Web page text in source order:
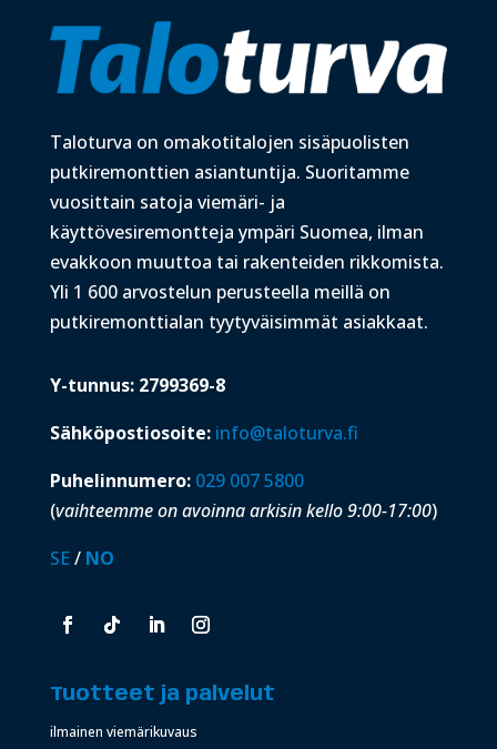
Taloturva on omakotitalojen sisäpuolisten
putkiremonttien asiantuntija. Suoritamme
vuosittain satoja viemäri- ja
käyttövesiremontteja ympäri Suomea, ilman
evakkoon muuttoa tai rakenteiden rikkomista.
Yli 1 600 arvostelun perusteella meillä on
putkiremonttialan tyytyväisimmät asiakkaat.
Y-tunnus: 2799369-8
Sähköpostiosoite: info@taloturva.fi
Puhelinnumero: 029 007 5800
(vaihteemme on avoinna arkisin kello 9:00-17:00)
SE/ NO
Tuotteet ja palvelut
ilmainen viemärikuvaus